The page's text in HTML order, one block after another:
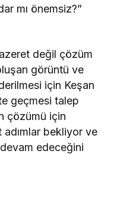
mı önemsiz?”
değil çözüm
görüntü ve
için Keşan
geçmesi talep
çözümü için
bekliyor ve
edeceğini